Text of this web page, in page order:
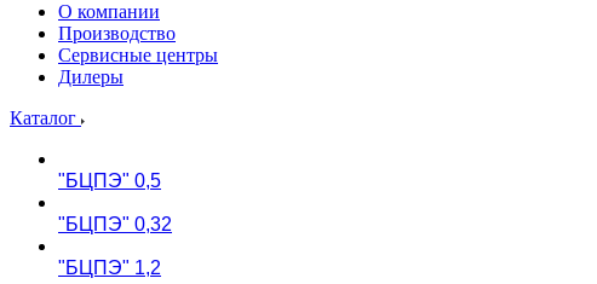
О компании
Производство
Сервисные центры
Дилеры
Каталог
"БЦПЭ" 0,5
"БЦПЭ" 0,32
"БЦПЭ" 1,2